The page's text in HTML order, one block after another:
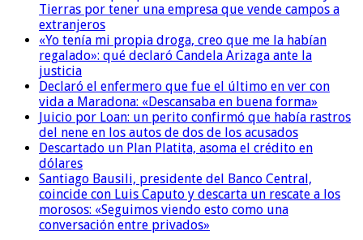
Tierras por tener una empresa que vende campos a
extranjeros
«Yo tenía mi propia droga, creo que me la habían
regalado»: qué declaró Candela Arizaga ante la
justicia
Declaró el enfermero que fue el último en ver con
vida a Maradona: «Descansaba en buena forma»
Juicio por Loan: un perito confirmó que había rastros
del nene en los autos de dos de los acusados
Descartado un Plan Platita, asoma el crédito en
dólares
Santiago Bausili, presidente del Banco Central,
coincide con Luis Caputo y descarta un rescate a los
morosos: «Seguimos viendo esto como una
conversación entre privados»